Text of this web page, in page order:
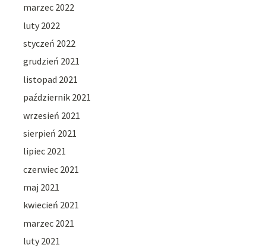
marzec 2022
luty 2022
styczeń 2022
grudzień 2021
listopad 2021
październik 2021
wrzesień 2021
sierpień 2021
lipiec 2021
czerwiec 2021
maj 2021
kwiecień 2021
marzec 2021
luty 2021